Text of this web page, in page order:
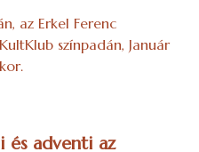
az Erkel Ferenc
színpadán, Január
és adventi az